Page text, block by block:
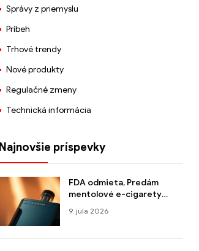
Správy z priemyslu
Príbeh
Trhové trendy
Nové produkty
Regulačné zmeny
Technická informácia
Najnovšie príspevky
FDA odmieta, Predám
mentolové e-cigarety
Logic, potom, čo zistila, že
nespĺňajú normy verejného
9. júla 2026